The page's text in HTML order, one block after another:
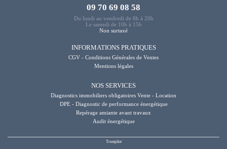
09 70 69 08 58
Du lundi au vendredi de 8h à 20h
Le samedi de 10h à 15h
Non surtaxé
INFORMATIONS PRATIQUES
CGV - Conditions Générales de Ventes
Mentions légales
NOS SERVICES
Diagnostics immobiliers obligatoires Vente - Location
DPE - Diagnostic de performance énergétique
Repérage amiante avant travaux
Audit énergétique